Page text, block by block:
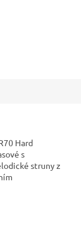
Hard
s
struny z